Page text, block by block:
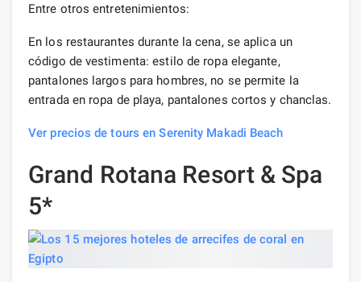
Entre otros entretenimientos:
En los restaurantes durante la cena, se aplica un
código de vestimenta: estilo de ropa elegante,
pantalones largos para hombres, no se permite la
entrada en ropa de playa, pantalones cortos y chanclas.
Ver precios de tours en Serenity Makadi Beach
Grand Rotana Resort & Spa
5*